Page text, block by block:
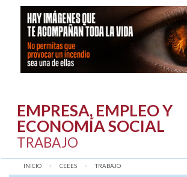
EMPRESA, EMPLEO Y
ECONOMÍA SOCIAL
TRABAJO
INICIO CEEES AQUÍ:
TRABAJO